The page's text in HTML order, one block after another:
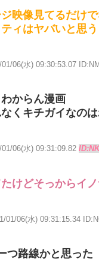
映像見てるだけ
ィはヤバいと思う
01/06(水) 09:30:53.07
からん漫画
くキチガイなの
01/06(水) 09:31:09.82
けどそっからイ
01/06(水) 09:31:15.34
つ路線かと思った